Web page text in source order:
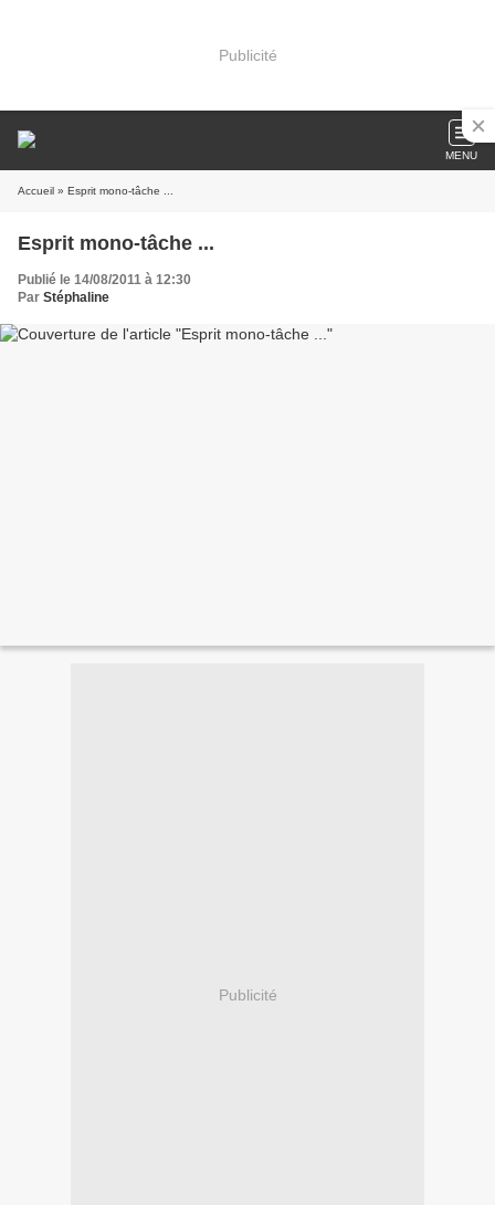
Publicité
MENU
Accueil » Esprit mono-tâche ...
Esprit mono-tâche ...
Publié le 14/08/2011 à 12:30
Par Stéphaline
Publicité